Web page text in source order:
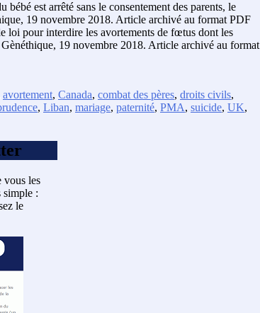
est arrêté sans le consentement des parents, le
19 novembre 2018. Article archivé au format PDF
loi pour interdire les avortements de fœtus dont les
19 novembre 2018. Article archivé au format
avortement, Canada, combat des pères, droits civils,
, Liban, mariage, paternité, PMA, suicide, UK,
vous les
simple :
le